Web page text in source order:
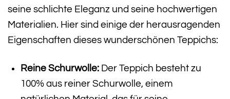
seine schlichte Eleganz und seine hochwertigen
Materialien. Hier sind einige der herausragenden
Eigenschaften dieses wunderschönen Teppichs:
Reine Schurwolle:Der Teppich besteht zu
100% aus reiner Schurwolle, einem